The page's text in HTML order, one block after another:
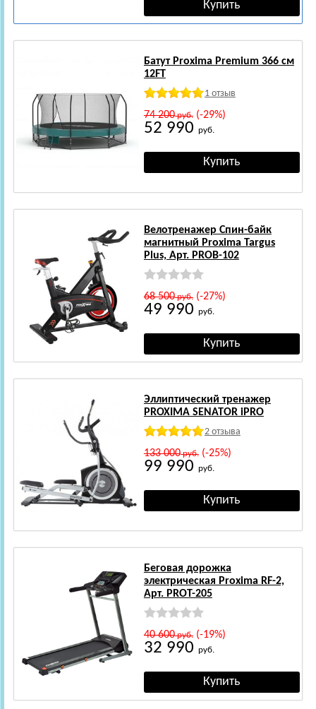
Батут Proxima Premium 366 см
12FT
1 отзыв
74 200руб.(-29%)
52 990 руб.
Велотренажер Спин-байк
магнитный Proxima Targus
Plus, Арт. PROB-102
68 500руб.(-27%)
49 990 руб.
Эллиптический тренажер
PROXIMA SENATOR iPRO
2 отзыва
133 000руб.(-25%)
99 990 руб.
Беговая дорожка
электрическая Proxima RF-2,
Арт. PROT-205
40 600руб.(-19%)
32 990 руб.